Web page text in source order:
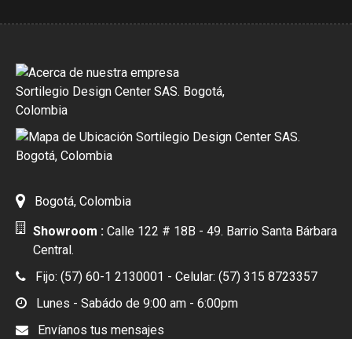
Bogotá, Colombia
Showroom : Calle 122 # 18B - 49. Barrio Santa Bárbara
Central.
Fijo: (57) 60-1 2130001 - Celular: (57) 315 8723357
Lunes - Sabádo de 9:00 am - 6:00pm
Envíanos tus mensajes